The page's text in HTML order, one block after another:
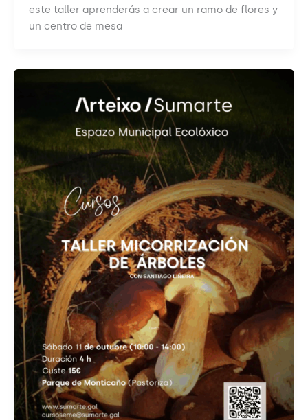
este taller aprenderás a crear un ramo de flores y
un centro de mesa